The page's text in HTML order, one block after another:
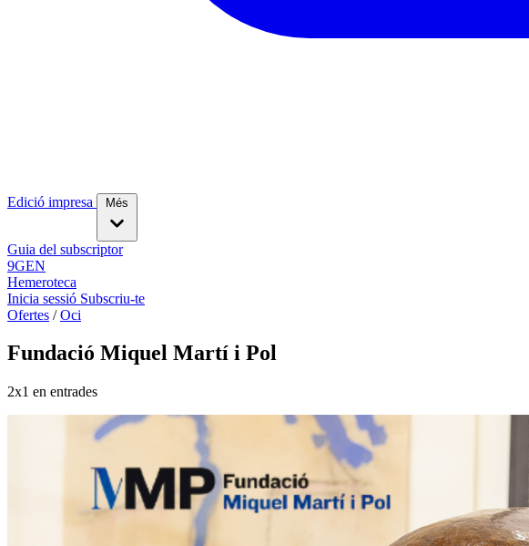
Edició impresa Més
Guia del subscriptor
9GEN
Hemeroteca
Inicia sessió Subscriu-te
Ofertes / Oci
Fundació Miquel Martí i Pol
2x1 en entrades